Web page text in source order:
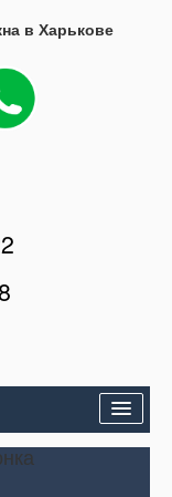
в Харькове